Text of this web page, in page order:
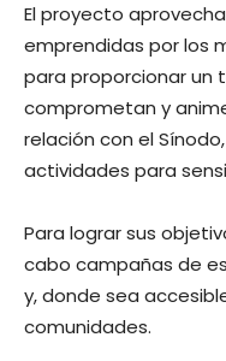
El proyecto
emprendidas por los
para proporcionar un
comprometan y
relación con el
actividades para
Para lograr sus
cabo campañas de
y, donde sea
comunidades.